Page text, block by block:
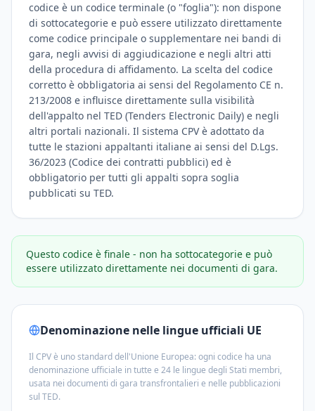
codice è un codice terminale (o "foglia"): non dispone
di sottocategorie e può essere utilizzato direttamente
come codice principale o supplementare nei bandi di
gara, negli avvisi di aggiudicazione e negli altri atti
della procedura di affidamento. La scelta del codice
corretto è obbligatoria ai sensi del Regolamento CE n.
213/2008 e influisce direttamente sulla visibilità
dell'appalto nel TED (Tenders Electronic Daily) e negli
altri portali nazionali. Il sistema CPV è adottato da
tutte le stazioni appaltanti italiane ai sensi del D.Lgs.
36/2023 (Codice dei contratti pubblici) ed è
obbligatorio per tutti gli appalti sopra soglia
pubblicati su TED.
Questo codice è finale - non ha sottocategorie e può
essere utilizzato direttamente nei documenti di gara.
Denominazione nelle lingue ufficiali UE
Il CPV è uno standard dell'Unione Europea: ogni codice ha una
denominazione ufficiale in tutte e 24 le lingue degli Stati membri,
usata nei documenti di gara transfrontalieri e nelle pubblicazioni
sul TED.